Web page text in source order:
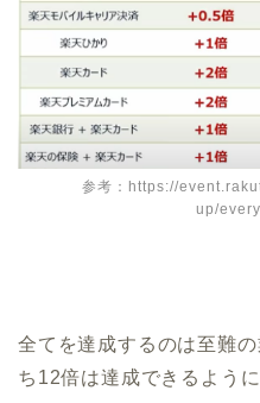
参考：https://
up/
全てを達成するのは至難
ち12倍は達成できるように